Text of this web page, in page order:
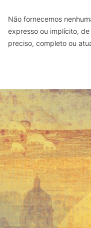
Não fornecemos
expresso ou implícito,
preciso, completo ou